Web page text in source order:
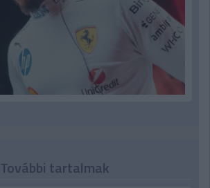
További tartalmak